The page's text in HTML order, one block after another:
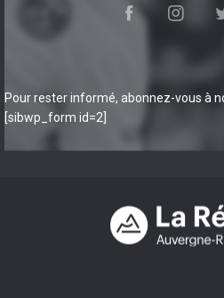
Pour rester informé, abonnez-vous à
[sibwp_form id=2]